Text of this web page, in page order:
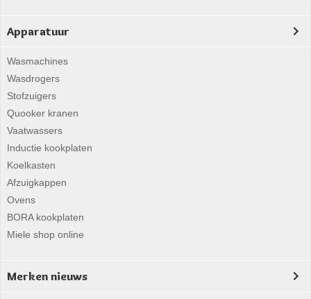
Apparatuur
Wasmachines
Wasdrogers
Stofzuigers
Quooker kranen
Vaatwassers
Inductie kookplaten
Koelkasten
Afzuigkappen
Ovens
BORA kookplaten
Miele shop online
Merken nieuws